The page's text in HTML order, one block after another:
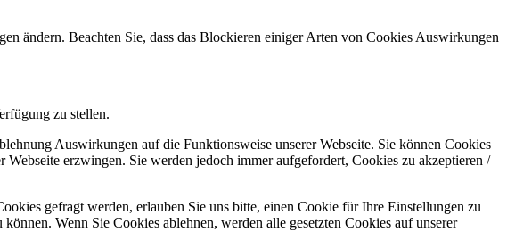
ändern. Beachten Sie, dass das Blockieren einiger Arten von Cookies Auswirkungen
zu stellen.
Auswirkungen auf die Funktionsweise unserer Webseite. Sie können Cookies
erzwingen. Sie werden jedoch immer aufgefordert, Cookies zu akzeptieren /
gefragt werden, erlauben Sie uns bitte, einen Cookie für Ihre Einstellungen zu
Wenn Sie Cookies ablehnen, werden alle gesetzten Cookies auf unserer